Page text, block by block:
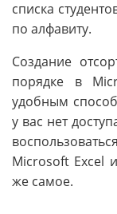
списка
по алфавиту.
Создание
порядке в
удобным
у вас нет
Microsoft Excel
же самое.